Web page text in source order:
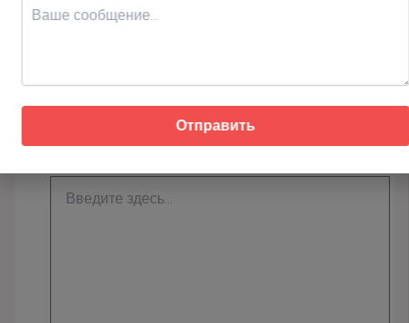
Ваш адрес email не будет опубликован.
Обязательные поля помечены*
здесь...
Отправить